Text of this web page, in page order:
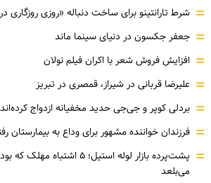
= شرط تارانتینو برای ساخت دنباله «روزی روزگاری
= جعفر جکسون در دنیای سینما ماند
= افزایش فروش شعر با اکران فیلم نولان
= علیرضا قربانی در شیراز، قمصری در تبریز
= بردلی کوپر و جی‌جی حدید مخفیانه ازدواج
= فرزندان خواننده مشهور برای وداع به بیمارستان
=
پشت‌پرده بازار لوله استیل؛ ۵
می‌بلعد